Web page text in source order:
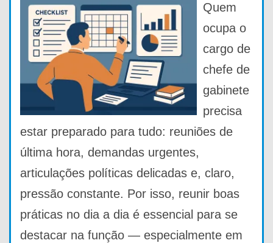
Quem
ocupa o
cargo de
chefe de
gabinete
precisa
estar preparado para tudo: reuniões de
última hora, demandas urgentes,
articulações políticas delicadas e, claro,
pressão constante. Por isso, reunir boas
práticas no dia a dia é essencial para se
destacar na função — especialmente em